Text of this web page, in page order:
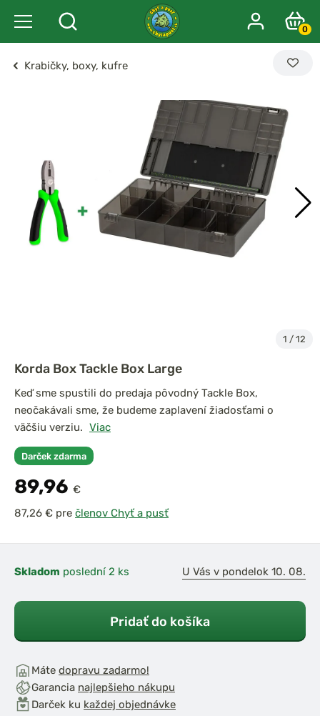
0
Krabičky, boxy, kufre
1 / 12
Korda Box Tackle Box Large
Darček zdarma
Keď sme spustili do predaja pôvodný Tackle Box,
neočakávali sme, že budeme zaplavení žiadosťami o
väčšiu verziu. Viac
89,96 €
pre členov Chyť a pusť
Skladom poslední 2 ks U Vás v pondelok 10. 08.
Pridať do košíka
Máte dopravu zadarmo!
Garancia najlepšieho nákupu
Darček ku každej objednávke